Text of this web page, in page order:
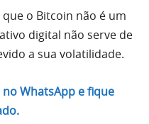
o Bitcoin não é um
digital não serve de
a sua volatilidade.
WhatsApp e fique